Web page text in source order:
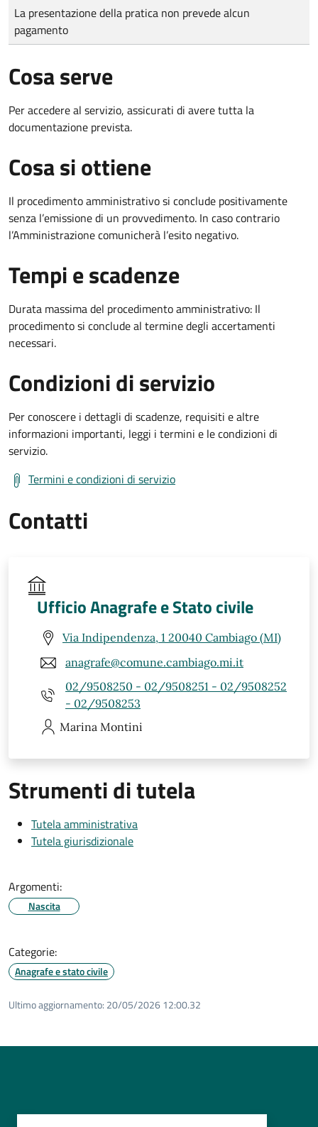
Tipo di pagamento
Importo
La presentazione della pratica non prevede alcun
pagamento
Cosa serve
Per accedere al servizio, assicurati di avere tutta la
documentazione prevista.
Cosa si ottiene
Il procedimento amministrativo si conclude positivamente
senza l’emissione di un provvedimento. In caso contrario
l’Amministrazione comunicherà l’esito negativo.
Tempi e scadenze
Durata massima del procedimento amministrativo: Il
procedimento si conclude al termine degli accertamenti
necessari.
Condizioni di servizio
Per conoscere i dettagli di scadenze, requisiti e altre
informazioni importanti, leggi i termini e le condizioni di
servizio.
Termini e condizioni di servizio
Contatti
Ufficio Anagrafe e Stato civile
Via Indipendenza, 1 20040 Cambiago (MI)
anagrafe@comune.cambiago.mi.it
02/9508250 - 02/9508251 - 02/9508252
- 02/9508253
Marina Montini
Strumenti di tutela
Tutela amministrativa
Tutela giurisdizionale
Argomenti:
Nascita
Categorie:
Anagrafe e stato civile
Ultimo aggiornamento: 20/05/2026 12:00.32